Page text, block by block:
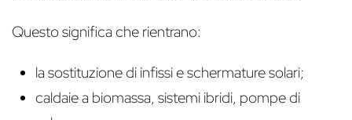
Questo significa che rientrano:
la sostituzione di infissi e schermature solari;
caldaie a biomassa, sistemi ibridi, pompe di